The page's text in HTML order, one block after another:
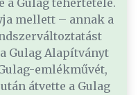
a Gulag tehertétele.
mellett – annak a
Gulag Alapítványt
emlékművét,
átvette a Gulag